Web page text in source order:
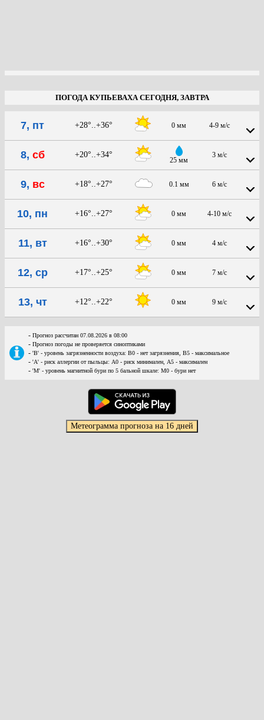
ПОГОДА КУПЬЕВАХА СЕГОДНЯ, ЗАВТРА
7, пт +28°..+36° 0 мм 4-9 м/с
8, сб +20°..+34°
25 мм
3 м/с
9, вс +18°..+27° 0.1 мм 6 м/с
10, пн +16°..+27° 0 мм 4-10 м/с
11, вт +16°..+30° 0 мм 4 м/с
12, ср +17°..+25° 0 мм 7 м/с
13, чт +12°..+22° 0 мм 9 м/с
- Прогноз рассчитан 07.08.2026 в 08:00
- Прогноз погоды не проверяется синоптиками
- 'В' - уровень загрязненности воздуха: В0 - нет загрязнения, В5 - максимальное
- 'А' - риск аллергии от пыльцы: А0 - риск минимален, А5 - максимален
- 'М' - уровень магнитной бури по 5 бальной шкале: М0 - бури нет